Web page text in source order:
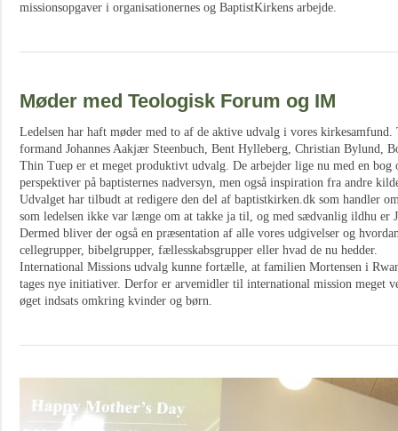
missionsopgaver i organisationernes og BaptistKirkens arbejde.
Møder med Teologisk Forum og IM
Ledelsen har haft møder med to af de aktive udvalg i vores kirkesamfund.
formand Johannes Aakjær Steenbuch, Bent Hylleberg, Christian Bylund,
Thin Tuep er et meget produktivt udvalg. De arbejder lige nu med en bog
perspektiver på baptisternes nadversyn, men også inspiration fra andre
Udvalget har tilbudt at redigere den del af baptistkirken.dk som handler
som ledelsen ikke var længe om at takke ja til, og med sædvanlig ildhu er
Dermed bliver der også en præsentation af alle vores udgivelser og
cellegrupper, bibelgrupper, fællesskabsgrupper eller hvad de nu hedder.
International Missions udvalg kunne fortælle, at familien Mortensen i
tages nye initiativer. Derfor er arvemidler til international mission meget
øget indsats omkring kvinder og børn.